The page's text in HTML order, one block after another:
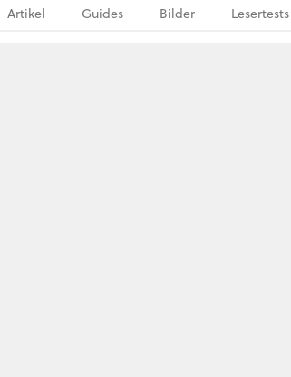
Artikel Guides Bilder Lesertests